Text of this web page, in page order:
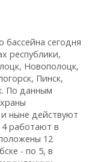
сегодня
республики,
Новополоцк,
Пинск,
По данным
ныне действуют
работают в
12
- по 5, в